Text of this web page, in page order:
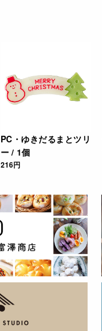
PC・ゆきだるまとツリ
ー / 1個
216円